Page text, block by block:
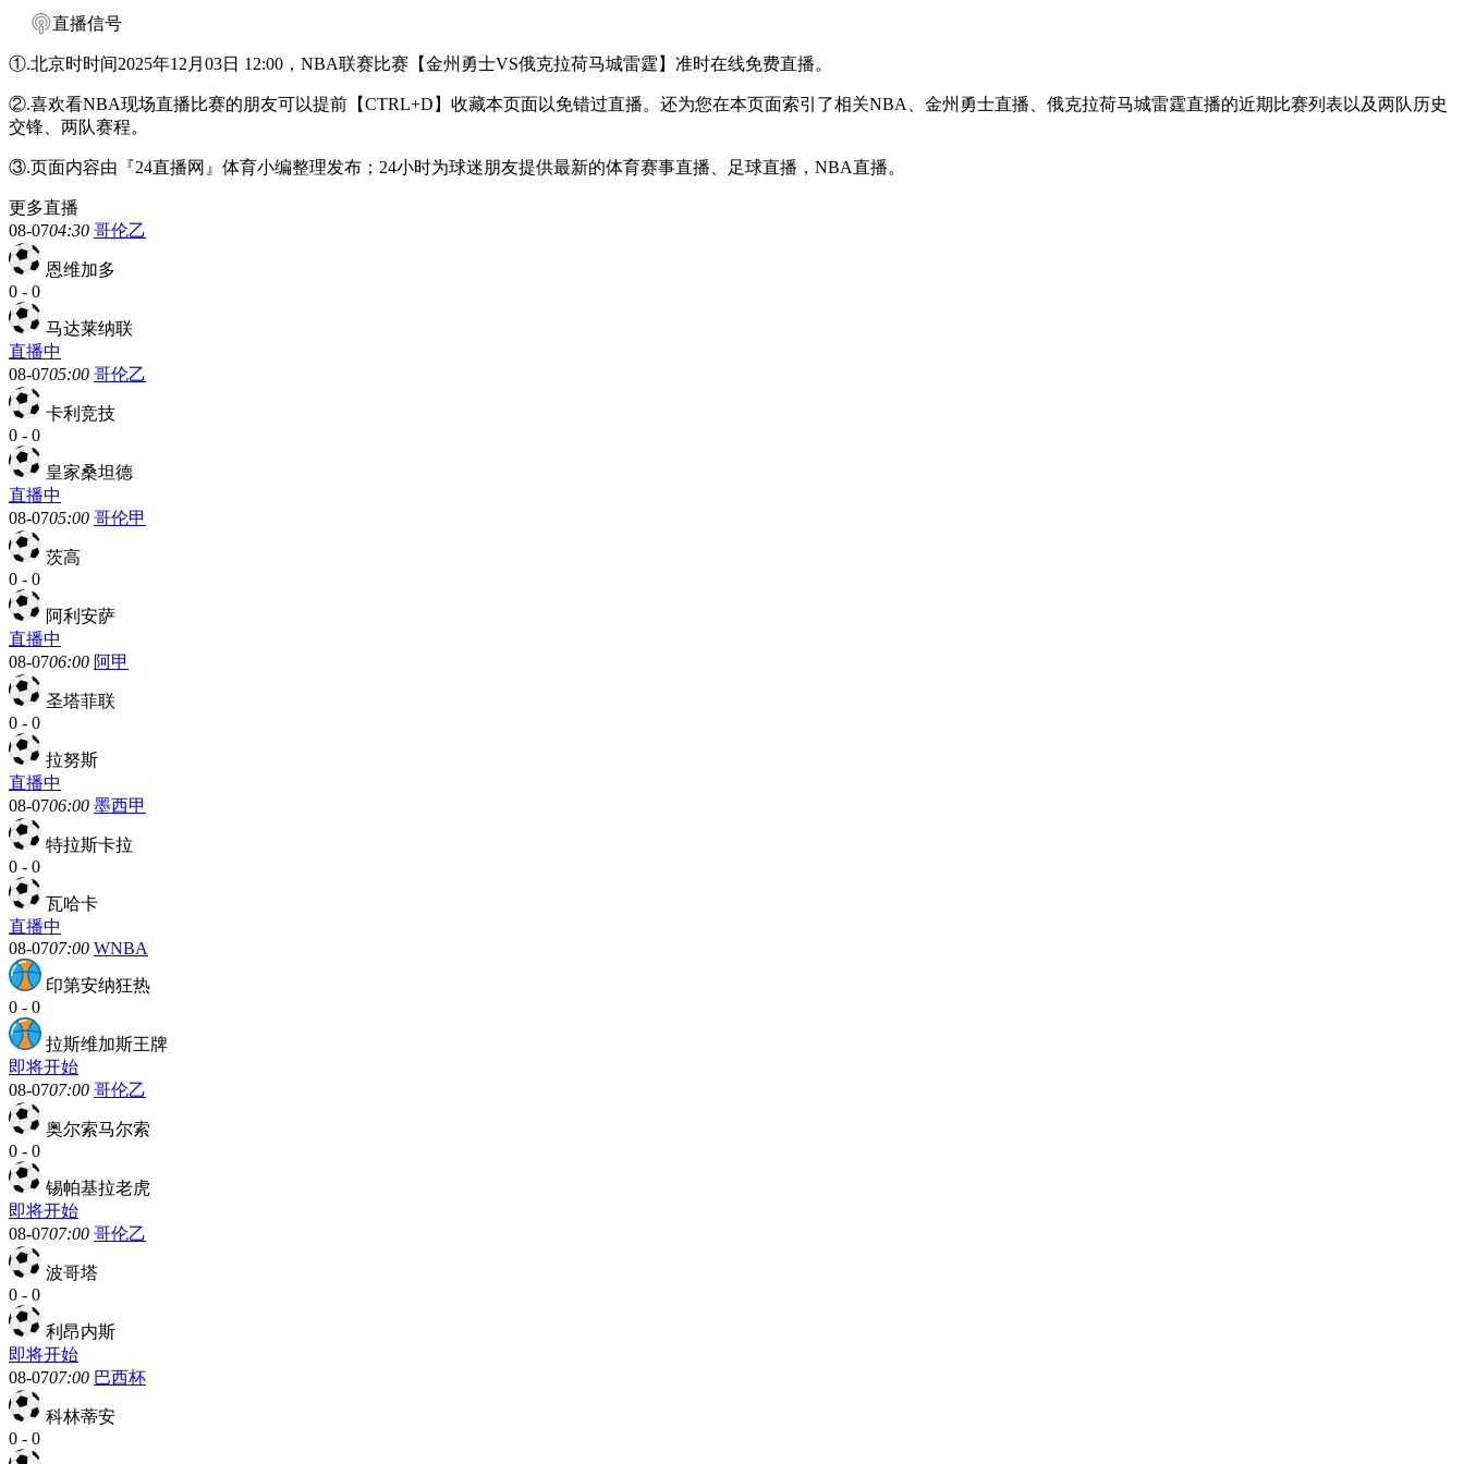
直播信号
①.北京时时间2025年12月03日 12:00，NBA联赛比赛【金州勇士VS俄克拉荷马城雷霆】准时在线免费直播。
②.喜欢看NBA现场直播比赛的朋友可以提前【CTRL+D】收藏本页面以免错过直播。还为您在本页面索引了相关NBA、金州勇士直播、俄克拉荷马城雷霆直播的近期比赛列表以及两队历史
交锋、两队赛程。
③.页面内容由『24直播网』体育小编整理发布；24小时为球迷朋友提供最新的体育赛事直播、足球直播，NBA直播。
更多直播
08-0704:30 哥伦乙
恩维加多
0 - 0
马达莱纳联
直播中
08-0705:00 哥伦乙
卡利竞技
0 - 0
皇家桑坦德
直播中
08-0705:00 哥伦甲
茨高
0 - 0
阿利安萨
直播中
08-0706:00 阿甲
圣塔菲联
0 - 0
拉努斯
直播中
08-0706:00 墨西甲
特拉斯卡拉
0 - 0
瓦哈卡
直播中
08-0707:00 WNBA
印第安纳狂热
0 - 0
拉斯维加斯王牌
即将开始
08-0707:00 哥伦乙
奥尔索马尔索
0 - 0
锡帕基拉老虎
即将开始
08-0707:00 哥伦乙
波哥塔
0 - 0
利昂内斯
即将开始
08-0707:00 巴西杯
科林蒂安
0 - 0